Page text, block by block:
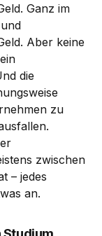
Ganz im
Aber keine
die
zu
zwischen
– jedes
an.